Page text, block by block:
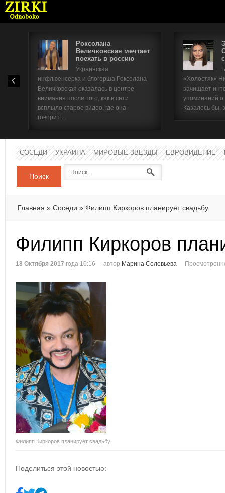
Роксолана
Величковская мечтает
поехать в россию
Украинская
инфлюенсерка и блогерша Роксолана
Величковская оказалась в центре
внимания после того, как в сети
всплыло старое видео, где она
говорит:...
«Холостяк»
зачищает
упоминаний
Казалось бы,
СОСЕДИ УКРАИНА МИРОВЫЕ ЗВЕЗДЫ ЕВРОВИДЕНИЕ
Поиск
Главная » Соседи » Филипп Киркоров планирует свадьбу
Филипп Киркоров
18 Октября 2017 года 10:16 автор Марина Соловьева
Филипп Киркоров планирует свадьбу
Поделиться этой новостью:
Имя